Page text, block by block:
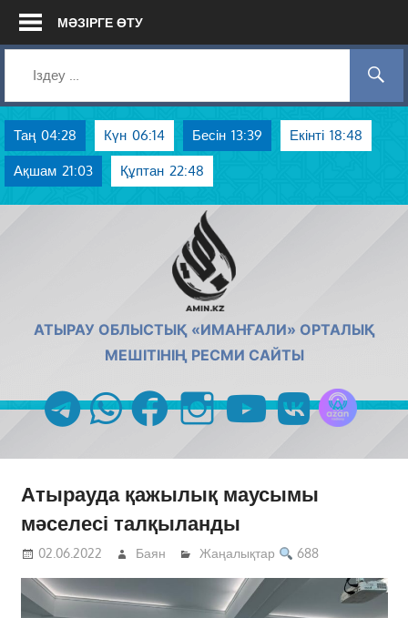
Skip
МӘЗІРГЕ ӨТУ
Таң 04:28 Күн 06:14 Бесін 13:39 Екінті 18:48
Ақшам 21:03 Құптан 22:48
АТЫРАУ ОБЛЫСТЫҚ «ИМАНҒАЛИ» ОРТАЛЫҚ
МЕШІТІНІҢ РЕСМИ САЙТЫ
telegramwhatsappfacebookinstagramyoutubevk
Атырауда қажылық маусымы
мәселесі талқыланды
02.06.2022 Баян Жаңалықтар 688